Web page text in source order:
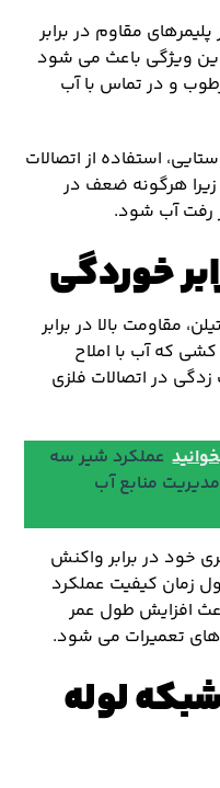
پلیمرهای مقاوم در برابر
ویژگی باعث می شود
و در تماس با آب
استفاده از اتصالات
زیرا هرگونه ضعف در
رفت آب شود.
خوردگی
مقاومت بالا در برابر
که آب با املاح
در اتصالات فلزی
عملکرد شیر سه
منابع آب
خود در برابر واکنش
زمان کیفیت عملکرد
افزایش طول عمر
تعمیرات می شود.
لوله